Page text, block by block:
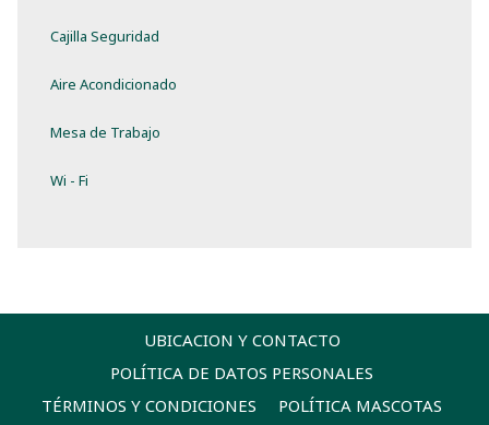
Cajilla Seguridad
Aire Acondicionado
Mesa de Trabajo
Wi - Fi
UBICACION Y CONTACTO
POLÍTICA DE DATOS PERSONALES
TÉRMINOS Y CONDICIONES
POLÍTICA MASCOTAS